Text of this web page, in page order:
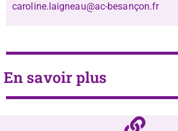
caroline.laigneau@ac-besançon.fr
En savoir plus